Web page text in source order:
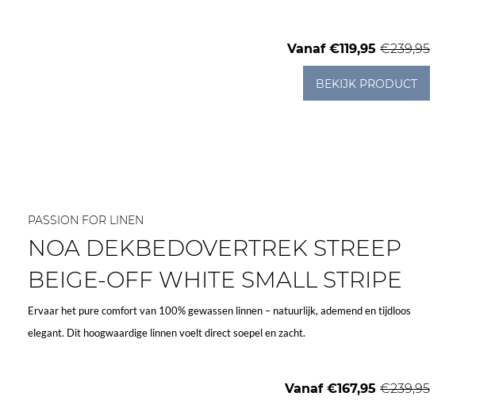
Vanaf €119,95 €239,95
BEKIJK PRODUCT
PASSION FOR LINEN
NOA DEKBEDOVERTREK STREEP
BEIGE-OFF WHITE SMALL STRIPE
Ervaar het pure comfort van 100% gewassen linnen – natuurlijk, ademend en tijdloos
elegant. Dit hoogwaardige linnen voelt direct soepel en zacht.
Vanaf €167,95 €239,95